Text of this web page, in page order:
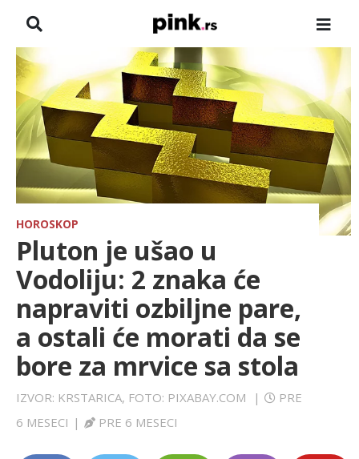
NASLOVNA
VESTI
ZADRUGA
SHOWBIZ
HRONIKA
PINKOVE ZVEZDE
SPORT
LIFESTYLE
EXTRA
HOROSKOP
Pluton je ušao u
Vodoliju: 2 znaka će
napraviti ozbiljne pare,
a ostali će morati da se
bore za mrvice sa stola
IZVOR: KRSTARICA, FOTO: PIXABAY.COM |
PRE
6 MESECI | PRE 6 MESECI